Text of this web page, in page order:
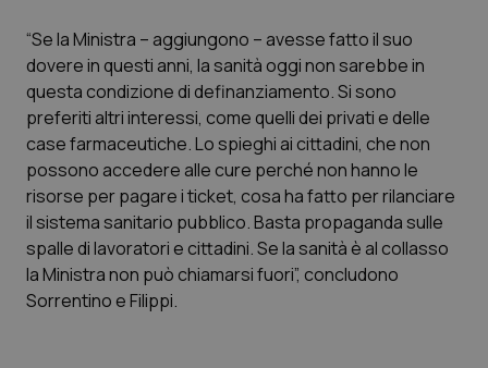
QS Pro
Professionisti Sanitari.AI
Abruzzo
Basilicata
Calabria
Campania
QS Pro Gold
Artrite & artrosi
Asma & BPCO
Car-T
QS Club Newsletter
“Se la Ministra – aggiungono – avesse fatto il suo
dovere in questi anni, la sanità oggi non sarebbe in
questa condizione di definanziamento. Si sono
preferiti altri interessi, come quelli dei privati e delle
case farmaceutiche. Lo spieghi ai cittadini, che non
possono accedere alle cure perché non hanno le
risorse per pagare i ticket, cosa ha fatto per rilanciare
il sistema sanitario pubblico. Basta propaganda sulle
spalle di lavoratori e cittadini. Se la sanità è al collasso
la Ministra non può chiamarsi fuori”, concludono
Sorrentino e Filippi.